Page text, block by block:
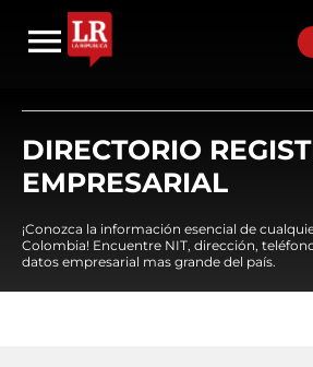
DIRECTORIO
EMPRESARIAL
¡Conozca la información esencial de
Colombia! Encuentre NIT, dirección,
datos empresarial mas grande del país.